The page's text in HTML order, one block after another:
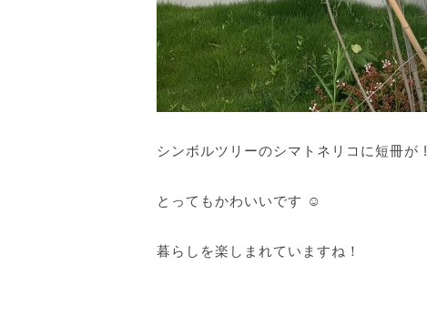
シンボルツリーのシマトネリコに短冊が !
とってもかわいいです ☺
暮らしを楽しまれていますね！